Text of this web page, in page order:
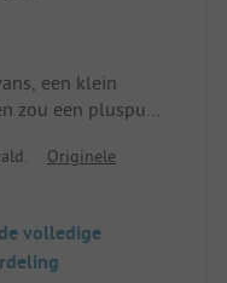
een klein
zou een pluspunt
Originele
volledige